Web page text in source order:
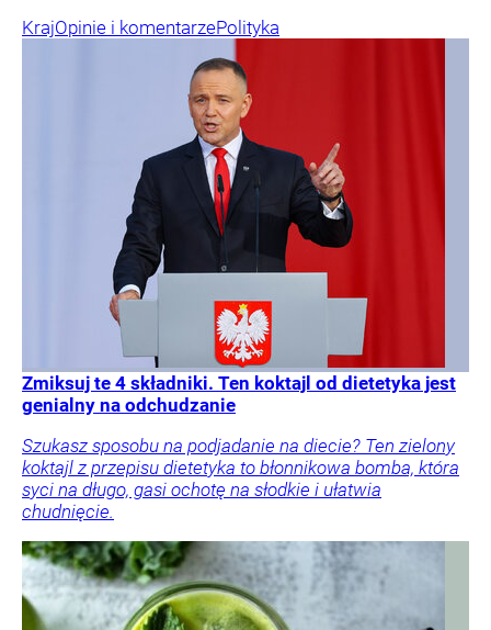
KrajOpinie i komentarzePolityka
Zmiksuj te 4 składniki. Ten koktajl od dietetyka jest
genialny na odchudzanie
Szukasz sposobu na podjadanie na diecie? Ten zielony
koktajl z przepisu dietetyka to błonnikowa bomba, która
syci na długo, gasi ochotę na słodkie i ułatwia
chudnięcie.